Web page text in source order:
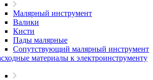
Малярный инструмент
Валики
Кисти
Пады малярные
Сопутствующий малярный инструмент
материалы к электроинструменту